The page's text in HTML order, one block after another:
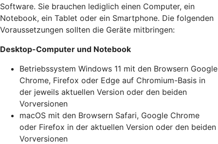
Software. Sie brauchen lediglich einen Computer, ein
Notebook, ein Tablet oder ein Smartphone. Die folgenden
Voraussetzungen sollten die Geräte mitbringen:
Desktop-Computer und Notebook
Betriebssystem Windows 11 mit den Browsern Google
Chrome, Firefox oder Edge auf Chromium-Basis in
der jeweils aktuellen Version oder den beiden
Vorversionen
macOS mit den Browsern Safari, Google Chrome
oder Firefox in der aktuellen Version oder den beiden
Vorversionen